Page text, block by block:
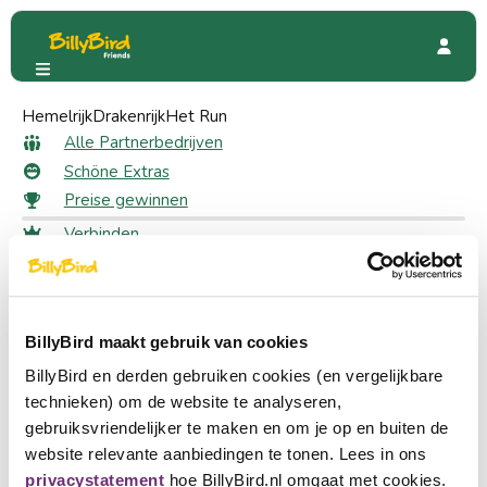
BillyBird maakt gebruik van cookies
BillyBird en derden gebruiken cookies (en vergelijkbare
technieken) om de website te analyseren,
gebruiksvriendelijker te maken en om je op en buiten de
website relevante aanbiedingen te tonen. Lees in ons
privacystatement hoe BillyBird.nl omgaat met cookies.
HemelrijkDrakenrijkHet Run
Alle Partnerbedrijven
Schöne Extras
Preise gewinnen
Verbinden
Anmeldung
Wählen Sie eine Sprache
Nederlands
English
Deutsch
Ein Partner werden
Schöne Extras
Schöne Extras
Neu(5) Restaurant(19) Freizeitpark(24) Zoo
Neu
Kamelenmelkerij Smits
Kostenloser Kamelpfleger für junge Leute